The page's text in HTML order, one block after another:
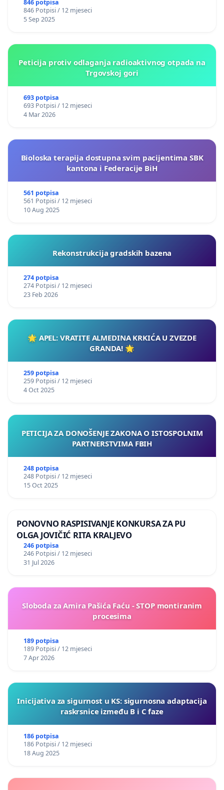
846 potpisa
846 Potpisi / 12 mjeseci
5 Sep 2025
Peticija protiv odlaganja radioaktivnog otpada na
Trgovskoj gori
693 potpisa
693 Potpisi / 12 mjeseci
4 Mar 2026
Bioloska terapija dostupna svim pacijentima SBK
kantona i Federacije BiH
561 potpisa
561 Potpisi / 12 mjeseci
10 Aug 2025
Rekonstrukcija gradskih bazena
274 potpisa
274 Potpisi / 12 mjeseci
23 Feb 2026
🌟 APEL: VRATITE ALMEDINA KRKIĆA U ZVEZDE
GRANDA! 🌟
259 potpisa
259 Potpisi / 12 mjeseci
4 Oct 2025
PETICIJA ZA DONOŠENJE ZAKONA O ISTOSPOLNIM
PARTNERSTVIMA FBIH
248 potpisa
248 Potpisi / 12 mjeseci
15 Oct 2025
PONOVNO RASPISIVANJE KONKURSA ZA PU
OLGA JOVIČIĆ RITA KRALJEVO
246 potpisa
246 Potpisi / 12 mjeseci
31 Jul 2026
Sloboda za Amira Pašića Faću - STOP montiranim
procesima
189 potpisa
189 Potpisi / 12 mjeseci
7 Apr 2026
Inicijativa za sigurnost u KS: sigurnosna adaptacija
raskrsnice između B i C faze
186 potpisa
186 Potpisi / 12 mjeseci
18 Aug 2025